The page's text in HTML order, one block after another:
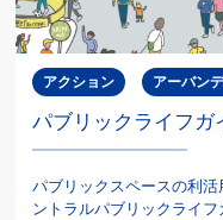
アクション アーバン
パブリックライフガ
パブリックスペースの利
ントラルパブリックライフ